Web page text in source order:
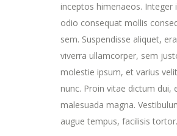
inceptos himenaeos. Integer
odio consequat mollis
sem. Suspendisse aliquet,
viverra ullamcorper, sem
molestie ipsum, et varius
nunc. Proin vitae dictum dui,
malesuada magna.
augue tempus, facilisis tortor.